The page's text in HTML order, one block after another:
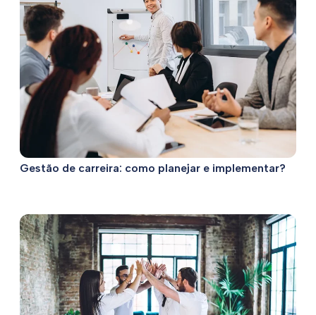
Gestão de carreira: como planejar e implementar?